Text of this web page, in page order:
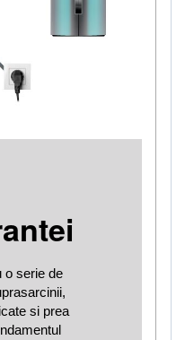
o serie de
si prea